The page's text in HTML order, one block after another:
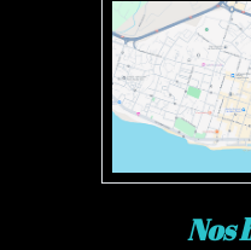
Nos